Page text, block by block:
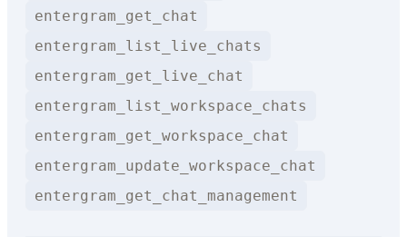
entergram_get_chat
entergram_list_live_chats
entergram_get_live_chat
entergram_list_workspace_chats
entergram_get_workspace_chat
entergram_update_workspace_chat
entergram_get_chat_management